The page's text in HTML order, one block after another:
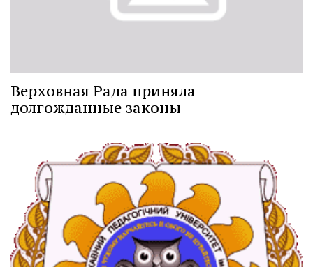
Верховная Рада приняла
долгожданные законы